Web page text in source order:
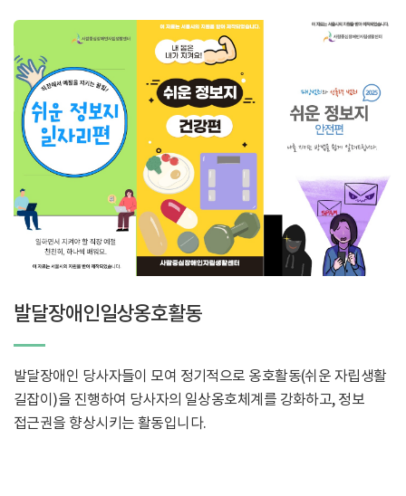
발달장애인일상옹호활동
발달장애인 당사자들이 모여 정기적으로 옹호활동(쉬운 자립생활
길잡이)을 진행하여 당사자의 일상옹호체계를 강화하고, 정보
접근권을 향상시키는 활동입니다.